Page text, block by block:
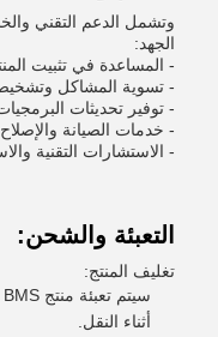
الجهد:
- المساعدة في تثبيت
- تسوية المشاكل
- توفير تحديثات
- خدمات الصيانة والإصلاح
- الاستشارات التقنية
التعبئة والشحن:
تغليف المنتج:
أثناء النقل.